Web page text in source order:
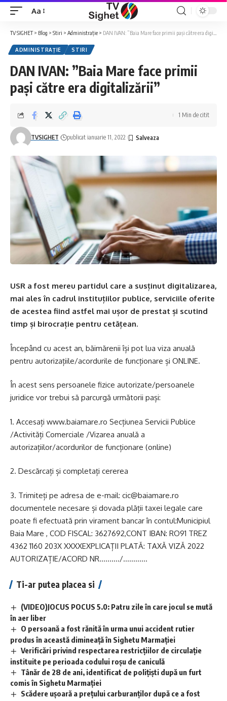
Font
Resizer
Aa
TV SIGHET> Blog > Stiri > Administrație > DAN IVAN: ”Baia Mare face primii pași către era digitalizării”
ADMINISTRAȚIE STIRI
DAN IVAN: ”Baia Mare face primii
pași către era digitalizării”
TVSIGHET publicat ianuarie 11, 2022
1 Min de citit
USR a fost mereu partidul care a susținut digitalizarea,
mai ales în cadrul instituțiilor publice, serviciile oferite
de acestea fiind astfel mai ușor de prestat și scutind
timp și birocrație pentru cetățean.
Începând cu acest an, băimărenii își pot lua viza anuală
pentru autorizațiile/acordurile de funcționare și ONLINE.
În acest sens persoanele fizice autorizate/persoanele
juridice vor trebui să parcurgă următorii pași:
1. Accesați www.baiamare.ro Secțiunea Servicii Publice
/Activități Comerciale /Vizarea anuală a
autorizațiilor/acordurilor de funcționare (online)
2. Descărcați și completați cererea
3. Trimiteți pe adresa de e-mail: cic@baiamare.ro
documentele necesare și dovada plății taxei legale care
poate fi efectuată prin virament bancar în contul:Municipiul
Baia Mare , COD FISCAL: 3627692,CONT IBAN: RO91 TREZ
4362 1160 203X XXXXEXPLICAȚII PLATĂ: TAXĂ VIZĂ 2022
AUTORIZAȚIE/ACORD NR.………/…………
Ti-ar putea placea si
(VIDEO)JOCUS POCUS 5.0: Patru zile în care jocul se mută
în aer liber
O persoană a fost rănită în urma unui accident rutier
produs în această dimineață în Sighetu Marmației
Verificări privind respectarea restricțiilor de circulație
instituite pe perioada codului roșu de caniculă
Tânăr de 28 de ani, identificat de polițiști după un furt
comis în Sighetu Marmației
Scădere ușoară a prețului carburanților după ce a fost